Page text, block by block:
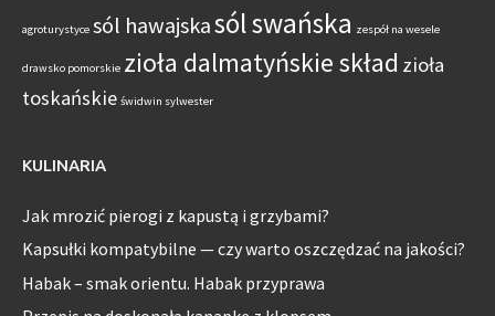
agroturystyce sól hawajskasól swańska zespół na wesele
drawsko pomorskie zioła dalmatyńskie skład zioła
toskańskie świdwin sylwester
KULINARIA
Jak mrozić pierogi z kapustą i grzybami?
Kapsułki kompatybilne — czy warto oszczędzać na jakości?
Habak – smak orientu. Habak przyprawa